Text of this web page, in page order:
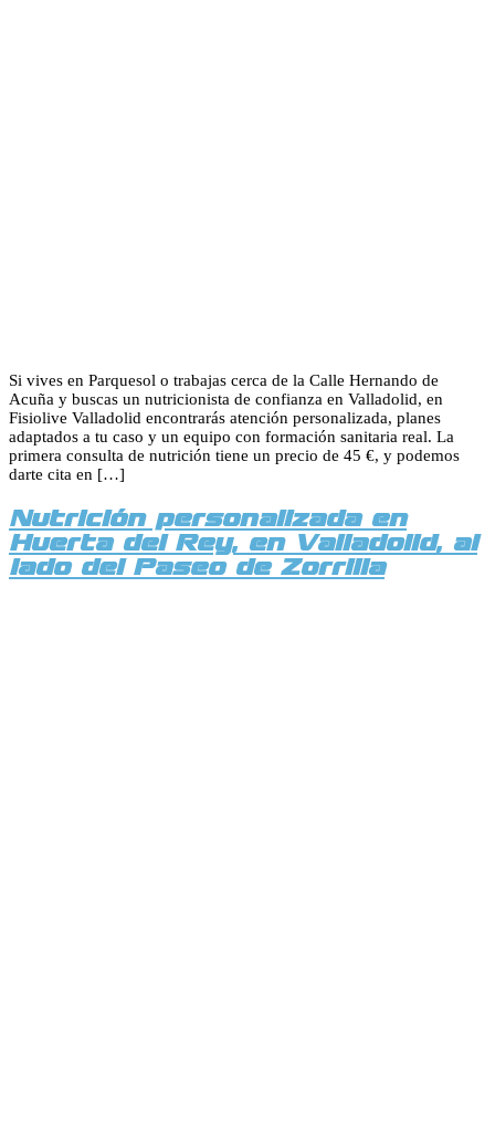
Si vives en Parquesol o trabajas cerca de la Calle Hernando de
Acuña y buscas un nutricionista de confianza en Valladolid, en
Fisiolive Valladolid encontrarás atención personalizada, planes
adaptados a tu caso y un equipo con formación sanitaria real. La
primera consulta de nutrición tiene un precio de 45 €, y podemos
darte cita en […]
Nutrición personalizada en
Huerta del Rey, en Valladolid, al
lado del Paseo de Zorrilla